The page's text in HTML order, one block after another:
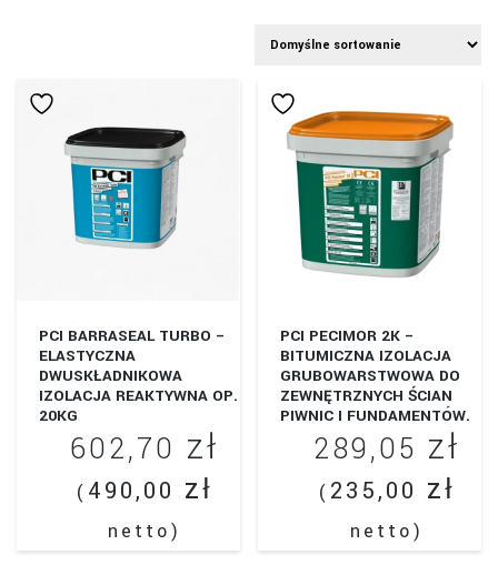
PCI BARRASEAL TURBO –
ELASTYCZNA
DWUSKŁADNIKOWA
IZOLACJA REAKTYWNA OP.
20KG
602,70 zł
( 490,00 zł
netto)
PCI PECIMOR 2K –
BITUMICZNA IZOLACJA
GRUBOWARSTWOWA DO
ZEWNĘTRZNYCH ŚCIAN
PIWNIC I FUNDAMENTÓW.
OPAKOWANIE 30L.
289,05 zł
( 235,00 zł
netto)